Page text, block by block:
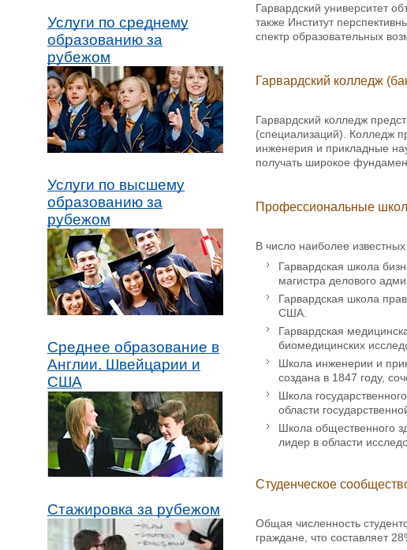
Услуги по среднему
образованию за
рубежом
Услуги по высшему
образованию за
рубежом
Среднее образование в
Англии, Швейцарии и
США
Стажировка за рубежом
Гарвардский университет
также Институт
спектр образовательных
Гарвардский колледж
Гарвардский колледж
(специализаций). Колледж
инженерия и прикладные
получать широкое
Профессиональные
В число наиболее
Гарвардская школа
магистра делового
Гарвардская школа
США.
Гарвардская
биомедицинских
Школа инженерии и
создана в 1847 году,
Школа
области
Школа общественного
лидер в области
Студенческое
Общая численность
граждане, что составляет